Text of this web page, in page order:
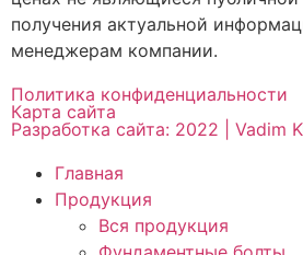
получения актуальной
менеджерам компании.
Политика конфиденциальности
Карта сайта
Разработка сайта: 2022 | Vadim
Главная
Продукция
Вся продукция